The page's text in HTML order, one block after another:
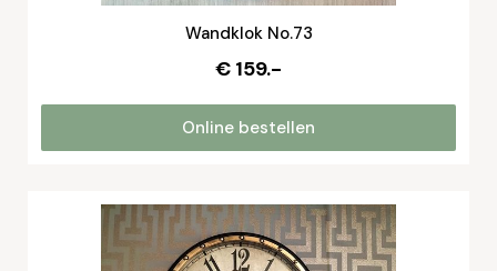
Wandklok No.73
€ 159.-
Online bestellen